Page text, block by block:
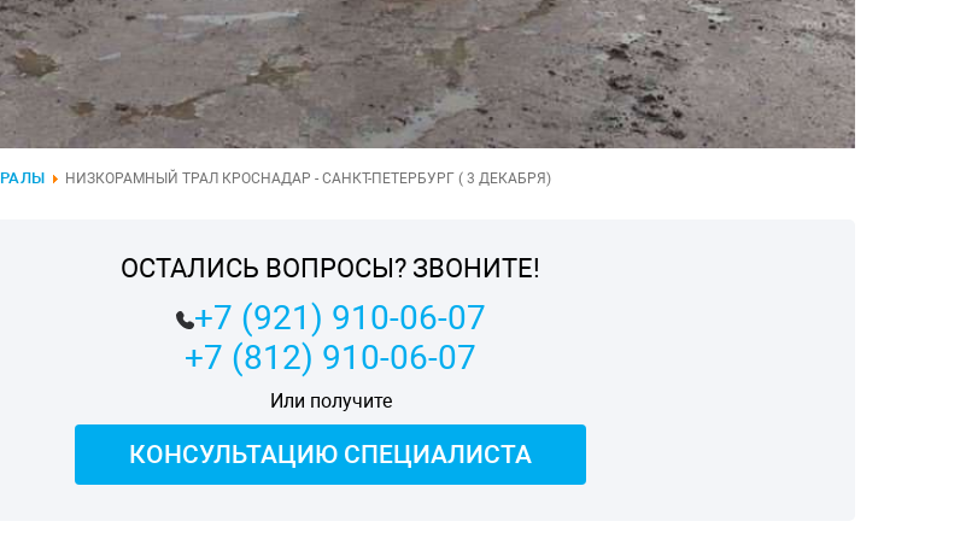
НИЗКОРАМНЫЙ ТРАЛ КРОСНАДАР - САНКТ-ПЕТЕРБУРГ ( 3 ДЕКАБРЯ)
ОСТАЛИСЬ ВОПРОСЫ? ЗВОНИТЕ!
+7 (921) 910-06-07
+7 (812) 910-06-07
Или получите
КОНСУЛЬТАЦИЮ СПЕЦИАЛИСТА